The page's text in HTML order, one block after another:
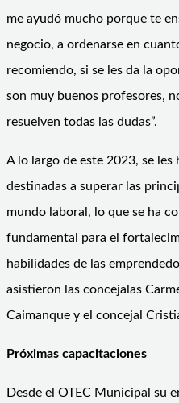
me ayudó mucho porque te
negocio, a ordenarse en
recomiendo, si se les da la
son muy buenos profesores,
resuelven todas las dudas”.
A lo largo de este 2023, se
destinadas a superar las
mundo laboral, lo que se ha
fundamental para el
habilidades de las
asistieron las concejalas
Caimanque y el concejal
Próximas capacitaciones
Desde el OTEC Municipal su